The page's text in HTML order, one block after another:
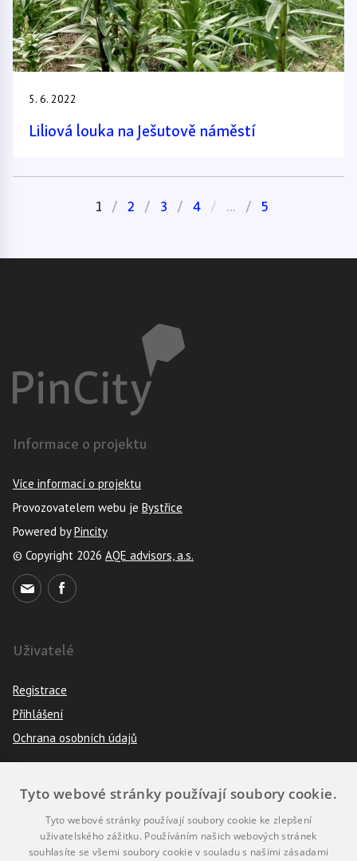
5. 6. 2022
Liliová louka na Ješutově náměstí
1 2 3 4 ... 5
Informace o projektu
Více informací o projektu
Provozovatelem webu je Bystřice
Powered byPincity
© Copyright 2026 AQE advisors, a.s.
Uživatelé
Registrace
Přihlášení
Ochrana osobních údajů
Pravidla
Návod k použití
Tyto webové stránky používají soubory cookie.
Tyto webové stránky používají soubory cookie ke zlepšení
uživatelského zážitku. Používáním našich webových stránek
souhlasíte se všemi soubory cookie v souladu s našimi zásadami